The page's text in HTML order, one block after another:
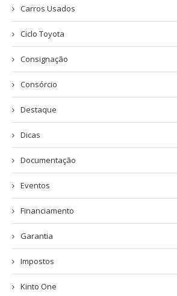
Carros Usados
Ciclo Toyota
Consignação
Consórcio
Destaque
Dicas
Documentação
Eventos
Financiamento
Garantia
Impostos
Kinto One